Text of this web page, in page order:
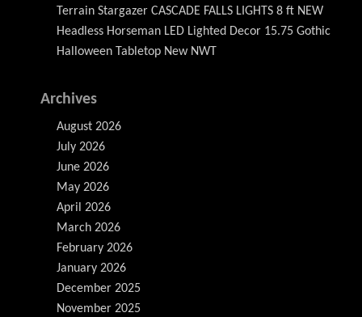
Terrain Stargazer CASCADE FALLS LIGHTS 8 ft NEW
Headless Horseman LED Lighted Decor 15.75 Gothic
Halloween Tabletop New NWT
Archives
August 2026
July 2026
June 2026
May 2026
April 2026
March 2026
February 2026
January 2026
December 2025
November 2025